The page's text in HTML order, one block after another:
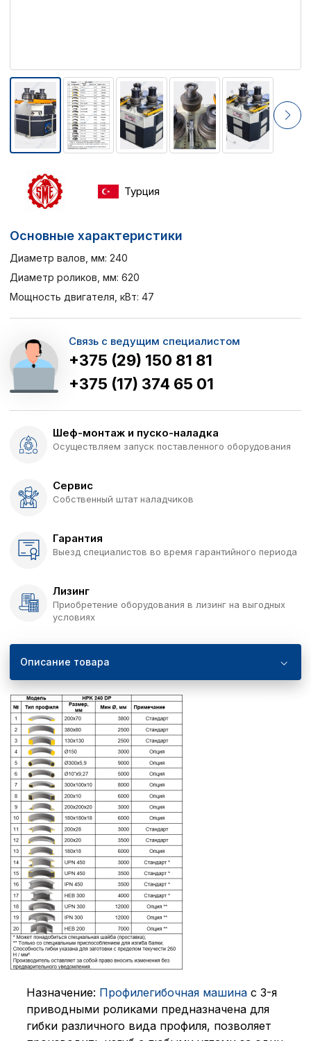
Турция
Основные характеристики
Диаметр валов, мм: 240
Диаметр роликов, мм: 620
Мощность двигателя, кВт: 47
Связь с ведущим специалистом
+375 (29) 150 81 81
+375 (17) 374 65 01
Шеф-монтаж и пуско-наладка
Осуществляем запуск поставленного оборудования
Сервис
Собственный штат наладчиков
Гарантия
Выезд специалистов во время гарантийного периода
Лизинг
Приобретение оборудования в лизинг на выгодных
условиях
Описание товара
Назначение: Профилегибочная машина с 3-я
приводными роликами предназначена для
гибки различного вида профиля, позволяет